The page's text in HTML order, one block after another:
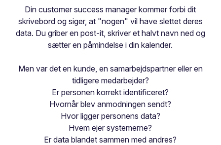
Din customer success manager kommer forbi dit
skrivebord og siger, at "nogen" vil have slettet deres
data. Du griber en post-it, skriver et halvt navn ned og
sætter en påmindelse i din kalender.
Men var det en kunde, en samarbejdspartner eller en
tidligere medarbejder?
Er personen korrekt identificeret?
Hvornår blev anmodningen sendt?
Hvor ligger personens data?
Hvem ejer systemerne?
Er data blandet sammen med andres?